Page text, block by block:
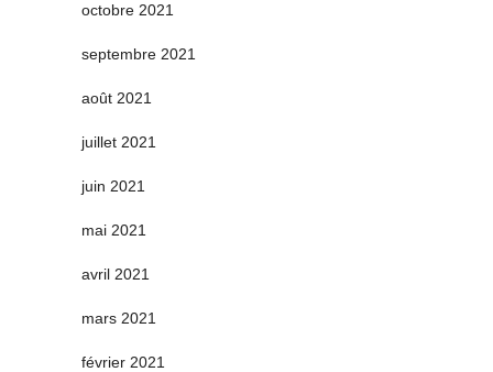
octobre 2021
septembre 2021
août 2021
juillet 2021
juin 2021
mai 2021
avril 2021
mars 2021
février 2021